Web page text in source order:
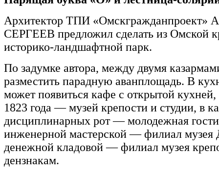
Архитектор ТПИ «Омскгражданпроект»
СЕРГЕЕВ предложил сделать из Омской
историко-ландшафтной парк.
По задумке автора, между двумя
разместить парадную аванплощадь. В
может появиться кафе с открытой кухней,
1823 года — музей крепости и студии, в
дисциплинарных рот — молодежная
инженерной мастерской — филиал музея
денежной кладовой — филиал музея
дензнакам.